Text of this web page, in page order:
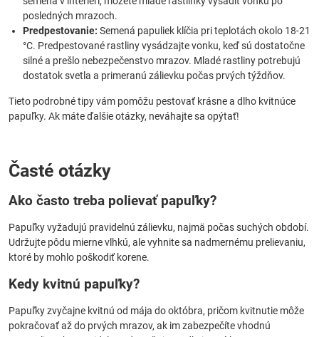
posledných mrazoch.
Predpestovanie: Semená papuliek klíčia pri teplotách okolo 18-21
°C. Predpestované rastliny vysádzajte vonku, keď sú dostatočne
silné a prešlo nebezpečenstvo mrazov. Mladé rastliny potrebujú
dostatok svetla a primeranú zálievku počas prvých týždňov.
Tieto podrobné tipy vám pomôžu pestovať krásne a dlho kvitnúce
papuľky. Ak máte ďalšie otázky, neváhajte sa opýtať!
Časté otázky
Ako často treba polievať papuľky?
Papuľky vyžadujú pravidelnú zálievku, najmä počas suchých období.
Udržujte pôdu mierne vlhkú, ale vyhnite sa nadmernému prelievaniu,
ktoré by mohlo poškodiť korene.
Kedy kvitnú papuľky?
Papuľky zvyčajne kvitnú od mája do októbra, pričom kvitnutie môže
pokračovať až do prvých mrazov, ak im zabezpečíte vhodnú